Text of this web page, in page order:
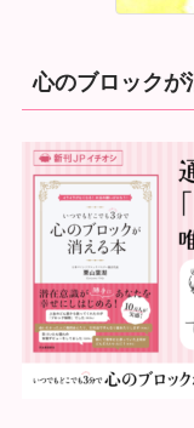
心のブロックが